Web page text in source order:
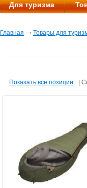
Для туризма
Главная Товары для
Показать все позиции